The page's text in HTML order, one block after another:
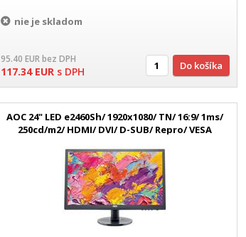
nie je skladom
95.40 EURbez DPH
117.34EUR s DPH Do košíka
AOC 24" LED e2460Sh/ 1920x1080/ TN/ 16:9/ 1ms/
250cd/m2/ HDMI/ DVI/ D-SUB/ Repro/ VESA